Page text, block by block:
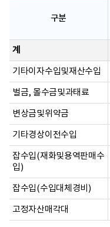
구분
계
기타이자수입및재산수입
벌금, 몰수금및과태료
변상금및위약금
기타경상이전수입
잡수입(재화및용역판매수
입)
잡수입(수입대체경비)
고정자산매각대